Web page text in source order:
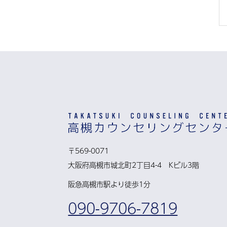
〒569-0071
大阪府高槻市城北町2丁目4-4 Kビル3階
阪急高槻市駅より徒歩1分
090-9706-7819